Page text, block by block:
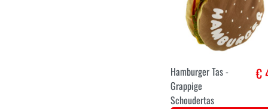
Hamburger Tas -
Grappige
Schoudertas
€